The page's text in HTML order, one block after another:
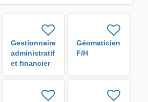
Gestionnaire
administratif
et financier
Géomaticien
F/H